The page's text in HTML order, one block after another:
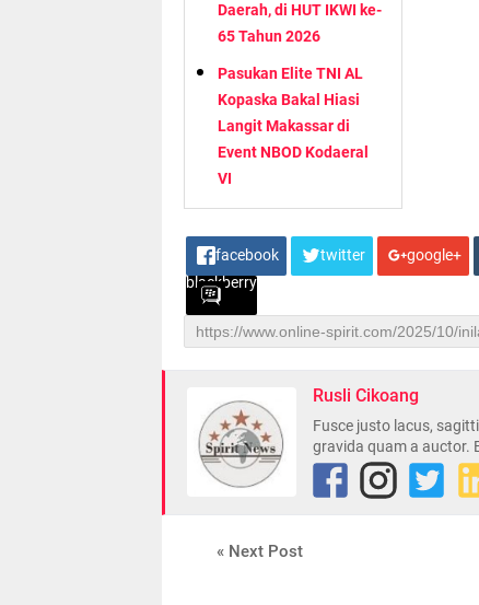
Daerah, di HUT IKWI ke-
65 Tahun 2026
Pasukan Elite TNI AL
Kopaska Bakal Hiasi
Langit Makassar di
Event NBOD Kodaeral
VI
facebook twitter google+
blackberry
Rusli Cikoang
Fusce justo lacus,
gravida quam a auctor.
« Next Post